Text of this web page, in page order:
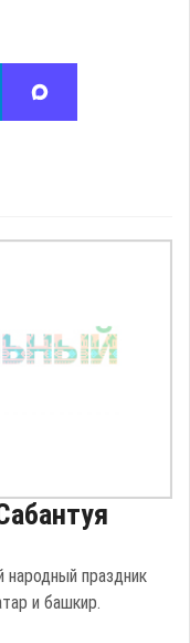
народный праздник
и башкир.